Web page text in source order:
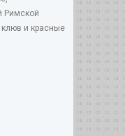
Римской
и красные